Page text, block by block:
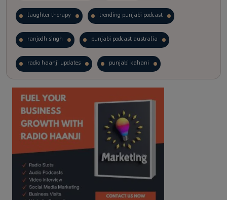
laughter therapy trending punjabi podcast
ranjodh singh punjabi podcast australia
radio haanji updates punjabi kahani
kitaab kahani punjabi story